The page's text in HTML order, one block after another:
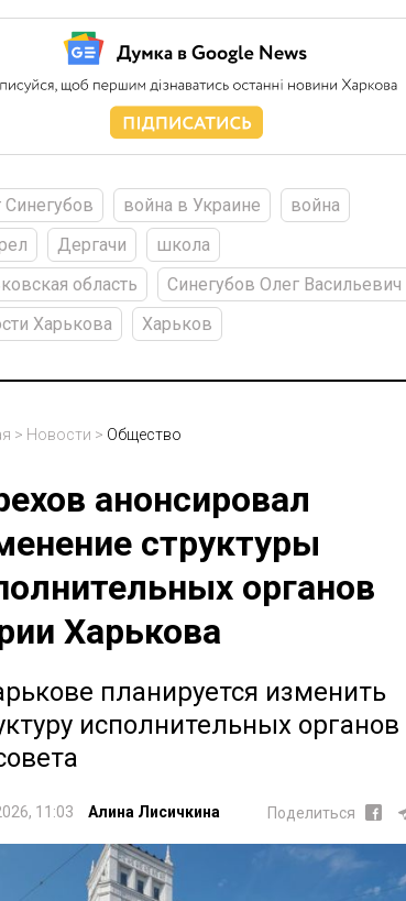
Синегубов война в Украине
война
Дергачи
школа
область
Синегубов Олег Васильевич
Харькова
Харьков
> Новости > Общество
анонсировал
структуры
органов
Харькова
планируется изменить
исполнительных органов
11:03 Алина Лисичкина Поделиться